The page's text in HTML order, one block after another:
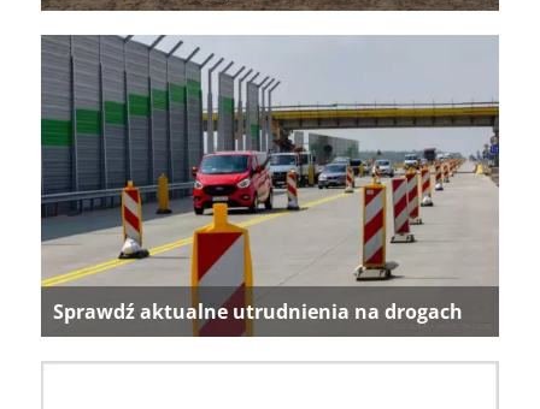
Sprawdź aktualne utrudnienia na drogach